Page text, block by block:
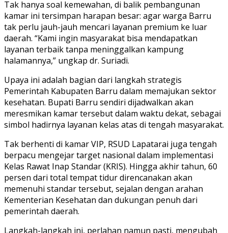
Tak hanya soal kemewahan, di balik pembangunan
kamar ini tersimpan harapan besar: agar warga Barru
tak perlu jauh-jauh mencari layanan premium ke luar
daerah. “Kami ingin masyarakat bisa mendapatkan
layanan terbaik tanpa meninggalkan kampung
halamannya,” ungkap dr. Suriadi.
Upaya ini adalah bagian dari langkah strategis
Pemerintah Kabupaten Barru dalam memajukan sektor
kesehatan. Bupati Barru sendiri dijadwalkan akan
meresmikan kamar tersebut dalam waktu dekat, sebagai
simbol hadirnya layanan kelas atas di tengah masyarakat.
Tak berhenti di kamar VIP, RSUD Lapatarai juga tengah
berpacu mengejar target nasional dalam implementasi
Kelas Rawat Inap Standar (KRIS). Hingga akhir tahun, 60
persen dari total tempat tidur direncanakan akan
memenuhi standar tersebut, sejalan dengan arahan
Kementerian Kesehatan dan dukungan penuh dari
pemerintah daerah.
Langkah-langkah ini, perlahan namun pasti, mengubah